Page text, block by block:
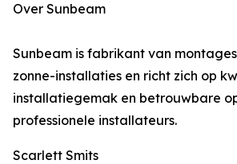
Over Sunbeam
Sunbeam is fabrikant van
zonne-installaties en richt zich op
installatiegemak en betrouwbare
professionele installateurs.
Scarlett Smits